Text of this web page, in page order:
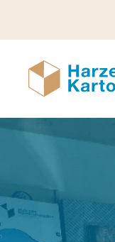
Zum
Hauptinhalt
springen